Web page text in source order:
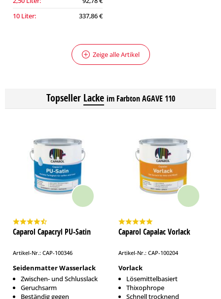
10 Liter:
337,86 €
Zeige alle Artikel
Topseller Lacke im Farbton AGAVE 110
Caparol Capacryl PU-Satin
Artikel-Nr.: CAP-100346
Seidenmatter Wasserlack
Zwischen- und Schlusslack
Geruchsarm
Beständig gegen
Caparol Capalac Vorlack
Artikel-Nr.: CAP-100204
Vorlack
Lösemittelbasiert
Thixophrope
Schnell trocknend